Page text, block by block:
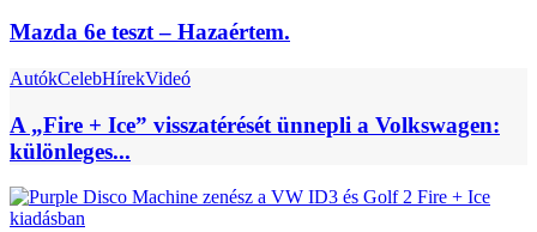
Mazda 6e teszt – Hazaértem.
AutókCelebHírekVideó
A „Fire + Ice” visszatérését ünnepli a Volkswagen:
különleges...